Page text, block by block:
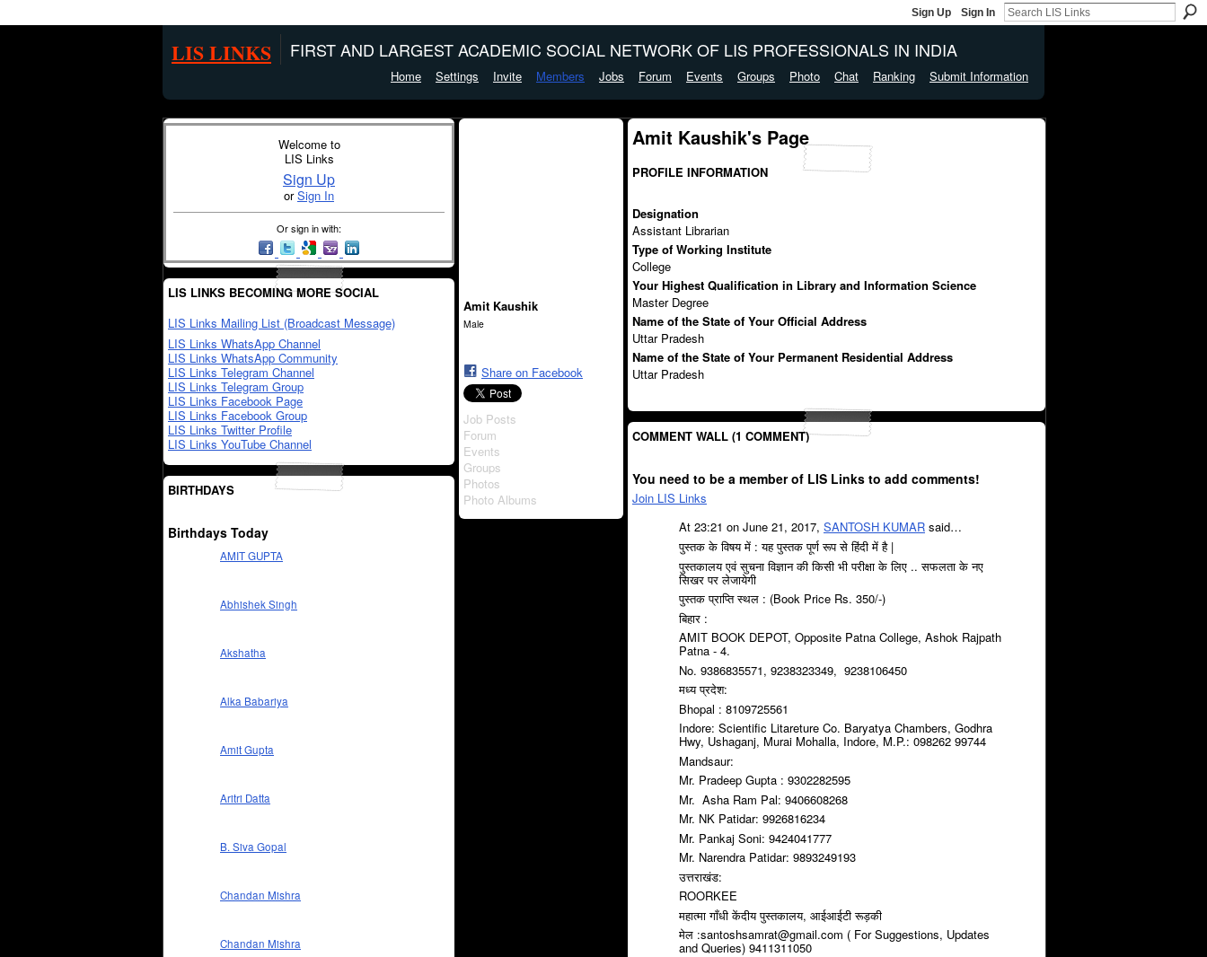
Sign Up Sign In
LIS LINKS FIRST AND LARGEST ACADEMIC SOCIAL NETWORK OF LIS PROFESSIONALS IN INDIA
Home Settings Invite Members Jobs Forum Events Groups Photo Chat Ranking Submit Information
Welcome to
LIS Links
Sign Up
orSign In
Or sign in with:
LIS LINKS BECOMING MORE SOCIAL
LIS Links Mailing List (Broadcast Message)
LIS Links WhatsApp Channel
LIS Links WhatsApp Community
LIS Links Telegram Channel
LIS Links Telegram Group
LIS Links Facebook Page
LIS Links Facebook Group
LIS Links Twitter Profile
LIS Links YouTube Channel
BIRTHDAYS
Birthdays Today
AMIT GUPTA
Abhishek Singh
Akshatha
Alka Babariya
Amit Gupta
Aritri Datta
B. Siva Gopal
Chandan Mishra
Chandan Mishra
Amit Kaushik
Male
Share on Facebook
Job Posts
Forum
Events
Groups
Photos
Photo Albums
Amit Kaushik's Page
PROFILE INFORMATION
Designation
Assistant Librarian
Type of Working Institute
College
Your Highest Qualification in Library and Information Science
Master Degree
Name of the State of Your Official Address
Uttar Pradesh
Name of the State of Your Permanent Residential Address
Uttar Pradesh
COMMENT WALL (1 COMMENT)
You need to be a member of LIS Links to add comments!
Join LIS Links
At 23:21 on June 21, 2017, SANTOSH KUMAR said…
पुस्तक के विषय में : यह पुस्तक पूर्ण रूप से हिंदी में है |
पुस्तकालय एवं सुचना विज्ञान की किसी भी परीक्षा के लिए .. सफलता के नए
सिखर पर लेजायेगी
पुस्तक प्राप्ति स्थल : (Book Price Rs. 350/-)
बिहार :
AMIT BOOK DEPOT, Opposite Patna College, Ashok Rajpath
Patna - 4.
No. 9386835571, 9238323349, 9238106450
मध्य प्रदेश:
Bhopal : 8109725561
Indore: Scientific Litareture Co. Baryatya Chambers, Godhra
Hwy, Ushaganj, Murai Mohalla, Indore, M.P.: 098262 99744
Mandsaur:
Mr. Pradeep Gupta : 9302282595
Mr. Asha Ram Pal: 9406608268
Mr. NK Patidar: 9926816234
Mr. Pankaj Soni: 9424041777
Mr. Narendra Patidar: 9893249193
उत्तराखंड:
ROORKEE
महात्मा गाँधी केंदीय पुस्तकालय, आईआईटी रूड़की
मेल :santoshsamrat@gmail.com ( For Suggestions, Updates
and Queries) 9411311050